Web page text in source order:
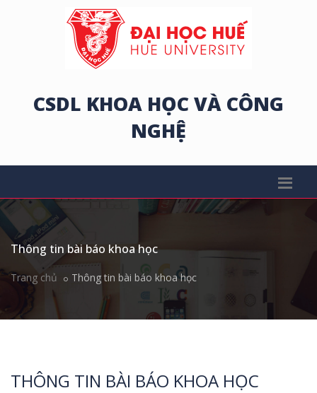
CSDL KHOA HỌC VÀ CÔNG
NGHỆ
Thông tin bài báo khoa học
Trang chủ Thông tin bài báo khoa học
THÔNG TIN BÀI BÁO KHOA HỌC